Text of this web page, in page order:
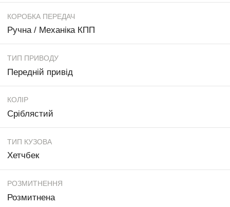
КОРОБКА ПЕРЕДАЧ
Ручна / Механіка КПП
ТИП ПРИВОДУ
Передній привід
КОЛІР
Сріблястий
ТИП КУЗОВА
Хетчбек
РОЗМИТНЕННЯ
Розмитнена